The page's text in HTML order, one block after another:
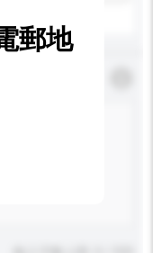
郵地